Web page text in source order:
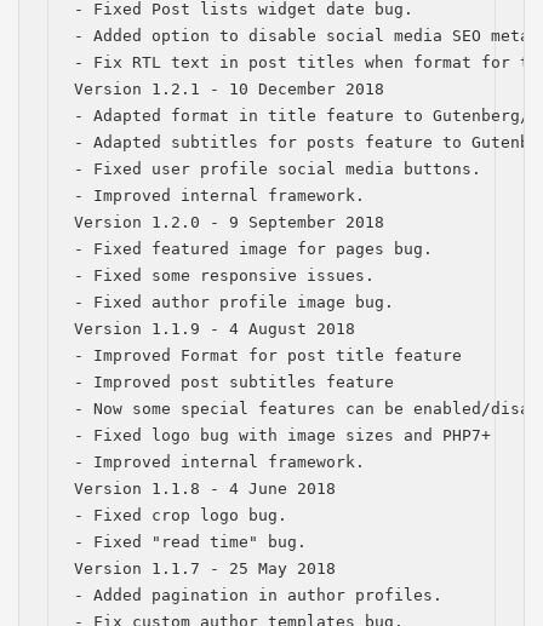
- Fixed Post lists widget date bug.
- Added option to disable social media SEO
- Fix RTL text in post titles when format for
Version 1.2.1 - 10 December 2018
- Adapted format in title feature to Gutenberg/
- Adapted subtitles for posts feature to
- Fixed user profile social media buttons.
- Improved internal framework.
Version 1.2.0 - 9 September 2018
- Fixed featured image for pages bug.
- Fixed some responsive issues.
- Fixed author profile image bug.
Version 1.1.9 - 4 August 2018
- Improved Format for post title feature
- Improved post subtitles feature
- Now some special features can be enabled/
- Fixed logo bug with image sizes and PHP7+
- Improved internal framework.
Version 1.1.8 - 4 June 2018
- Fixed crop logo bug.
- Fixed "read time" bug.
Version 1.1.7 - 25 May 2018
- Added pagination in author profiles.
- Fix custom author templates bug.